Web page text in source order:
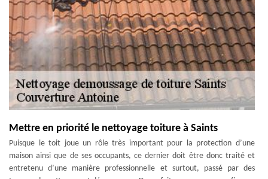
Mettre en priorité le nettoyage toiture à Saints
Puisque le toit joue un rôle très important pour la protection d’une
maison ainsi que de ses occupants, ce dernier doit être donc traité et
entretenu d’une manière professionnelle et surtout, passé par des